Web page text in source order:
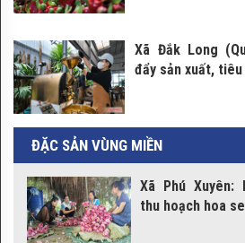
THƯƠNG
DOANH
NGHIỆP
SỰ
CHƯƠNG
Xã Đắk Long
đẩy sản xuất,
ĐẶC SẢN VÙNG MIỀN
Xã Phú Xuyên:
thu hoạch hoa